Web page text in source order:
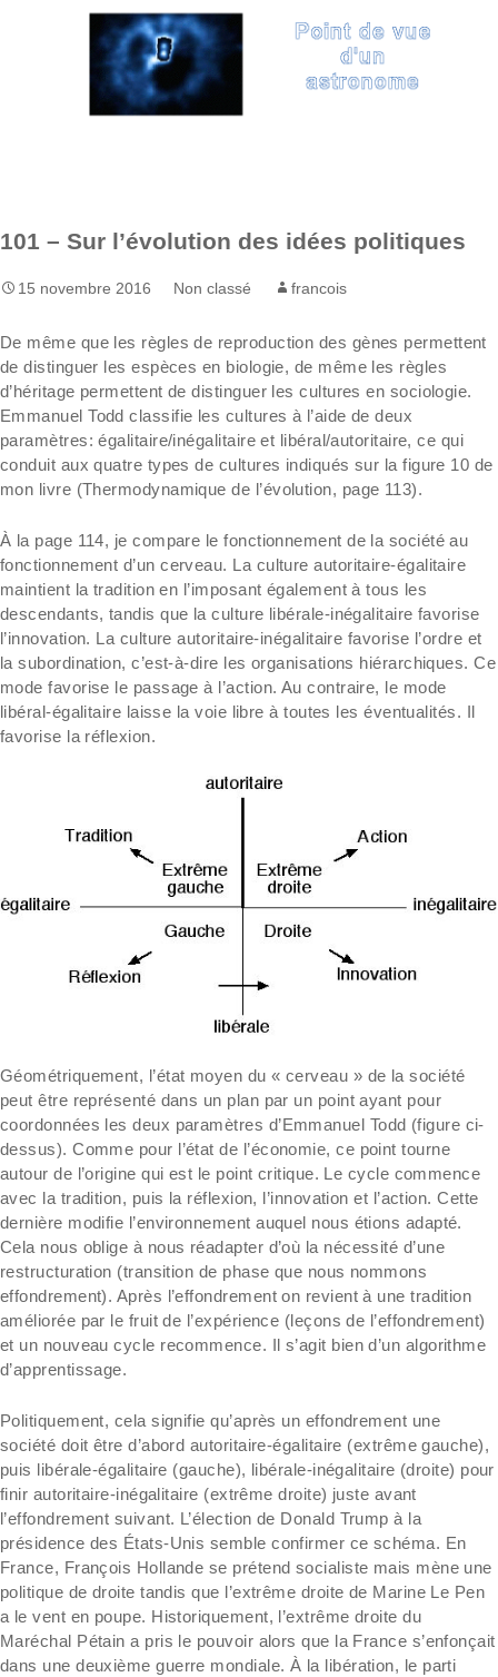
101 – Sur l’évolution des idées politiques
15 novembre 2016 Non classé francois
De même que les règles de reproduction des gènes permettent
de distinguer les espèces en biologie, de même les règles
d’héritage permettent de distinguer les cultures en sociologie.
Emmanuel Todd classifie les cultures à l’aide de deux
paramètres: égalitaire/inégalitaire et libéral/autoritaire, ce qui
conduit aux quatre types de cultures indiqués sur la figure 10 de
mon livre (Thermodynamique de l’évolution, page 113).
À la page 114, je compare le fonctionnement de la société au
fonctionnement d’un cerveau. La culture autoritaire-égalitaire
maintient la tradition en l’imposant également à tous les
descendants, tandis que la culture libérale-inégalitaire favorise
l’innovation. La culture autoritaire-inégalitaire favorise l’ordre et
la subordination, c’est-à-dire les organisations hiérarchiques. Ce
mode favorise le passage à l’action. Au contraire, le mode
libéral-égalitaire laisse la voie libre à toutes les éventualités. Il
favorise la réflexion.
Géométriquement, l’état moyen du « cerveau » de la société
peut être représenté dans un plan par un point ayant pour
coordonnées les deux paramètres d’Emmanuel Todd (figure ci-
dessus). Comme pour l’état de l’économie, ce point tourne
autour de l’origine qui est le point critique. Le cycle commence
avec la tradition, puis la réflexion, l’innovation et l’action. Cette
dernière modifie l’environnement auquel nous étions adapté.
Cela nous oblige à nous réadapter d’où la nécessité d’une
restructuration (transition de phase que nous nommons
effondrement). Après l’effondrement on revient à une tradition
améliorée par le fruit de l’expérience (leçons de l’effondrement)
et un nouveau cycle recommence. Il s’agit bien d’un algorithme
d’apprentissage.
Politiquement, cela signifie qu’après un effondrement une
société doit être d’abord autoritaire-égalitaire (extrême gauche),
puis libérale-égalitaire (gauche), libérale-inégalitaire (droite) pour
finir autoritaire-inégalitaire (extrême droite) juste avant
l’effondrement suivant. L’élection de Donald Trump à la
présidence des États-Unis semble confirmer ce schéma. En
France, François Hollande se prétend socialiste mais mène une
politique de droite tandis que l’extrême droite de Marine Le Pen
a le vent en poupe. Historiquement, l’extrême droite du
Maréchal Pétain a pris le pouvoir alors que la France s’enfonçait
dans une deuxième guerre mondiale. À la libération, le parti